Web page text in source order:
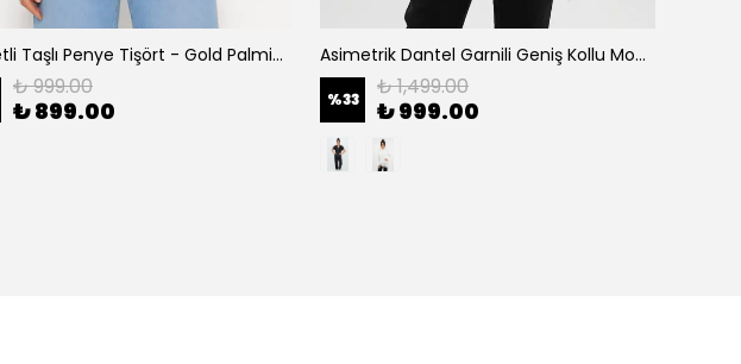
Apoletli Taşlı Penye Tişört - Gold Palmiye İşlemeli Vatkalı Şık T-Shirt - Kırık Beyaz
₺ 999.00
₺ 899.00
Asimetrik Dantel Garnili Geniş Kollu Modern Sweatshirt Bluz - Beyaz
%33 ₺ 1,499.00
₺ 999.00